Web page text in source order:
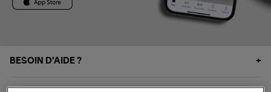
BESOIN D'AIDE ?